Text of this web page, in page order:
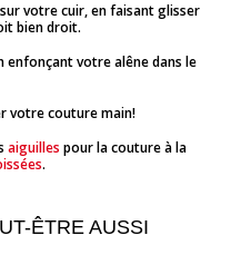
votre cuir, en faisant glisser
bien droit.
enfonçant votre alêne dans le
votre couture main!
aiguilles pour la couture à la
.
ÊTRE AUSSI